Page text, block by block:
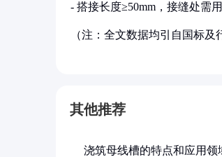
- 搭接长度≥50mm，接缝处需
（注：全文数据均引自国标
其他推荐
浇筑母线槽的特点和应用领